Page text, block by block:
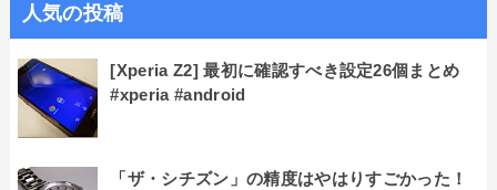
人気の投稿
[Xperia Z2] 最初に確認すべき設定26個まとめ
#xperia #android
「ザ・シチズン」の精度はやはりすごかった！